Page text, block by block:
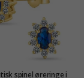
spinel øreringe i